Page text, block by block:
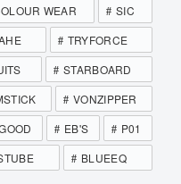
WEAR
SIC
TRYFORCE
STARBOARD
VONZIPPER
EB'S
P01
BLUEEQ